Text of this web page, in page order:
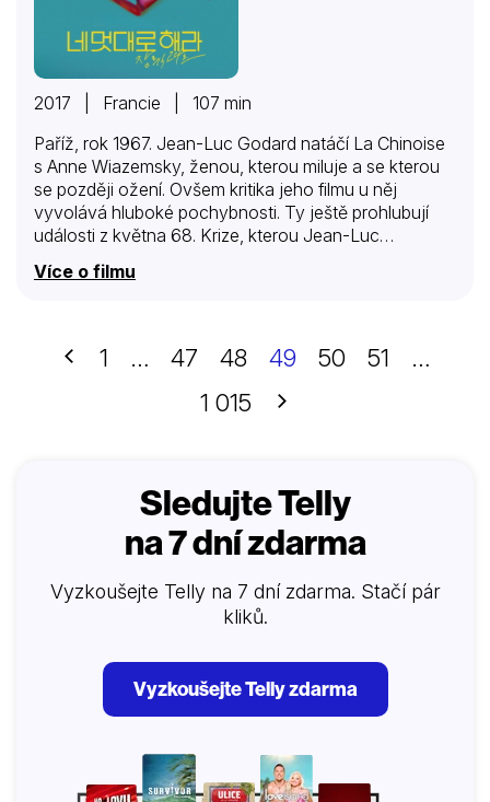
2017 | Francie | 107 min
Paříž, rok 1967. Jean-Luc Godard natáčí La Chinoise
s Anne Wiazemsky, ženou, kterou miluje a se kterou
se později ožení. Ovšem kritika jeho filmu u něj
vyvolává hluboké pochybnosti. Ty ještě prohlubují
události z května 68. Krize, kterou Jean-Luc…
Více o filmu
Předchozí
1 … 47 48 49 50 51
…
1 015
Další
Sledujte Telly
na 7 dní zdarma
Vyzkoušejte Telly na 7 dní zdarma. Stačí pár
kliků.
Vyzkoušejte Telly zdarma